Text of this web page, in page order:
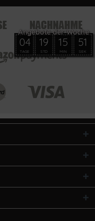
04
TAGE
19
STD
15
MIN
51
SEK